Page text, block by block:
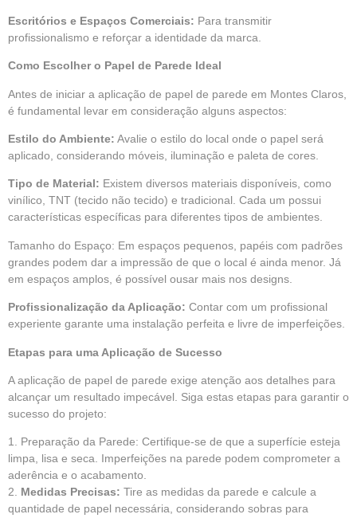
Escritórios e Espaços Comerciais: Para transmitir
profissionalismo e reforçar a identidade da marca.
Como Escolher o Papel de Parede Ideal
Antes de iniciar a aplicação de papel de parede em Montes Claros,
é fundamental levar em consideração alguns aspectos:
Estilo do Ambiente: Avalie o estilo do local onde o papel será
aplicado, considerando móveis, iluminação e paleta de cores.
Tipo de Material: Existem diversos materiais disponíveis, como
vinílico, TNT (tecido não tecido) e tradicional. Cada um possui
características específicas para diferentes tipos de ambientes.
Tamanho do Espaço: Em espaços pequenos, papéis com padrões
grandes podem dar a impressão de que o local é ainda menor. Já
em espaços amplos, é possível ousar mais nos designs.
Profissionalização da Aplicação: Contar com um profissional
experiente garante uma instalação perfeita e livre de imperfeições.
Etapas para uma Aplicação de Sucesso
A aplicação de papel de parede exige atenção aos detalhes para
alcançar um resultado impecável. Siga estas etapas para garantir o
sucesso do projeto:
1. Preparação da Parede: Certifique-se de que a superfície esteja
limpa, lisa e seca. Imperfeições na parede podem comprometer a
aderência e o acabamento.
2. Medidas Precisas: Tire as medidas da parede e calcule a
quantidade de papel necessária, considerando sobras para